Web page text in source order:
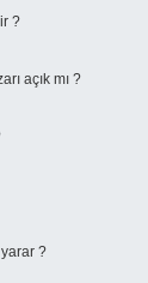
?
açık mı ?
?